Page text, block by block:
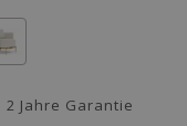
2 Jahre Garantie